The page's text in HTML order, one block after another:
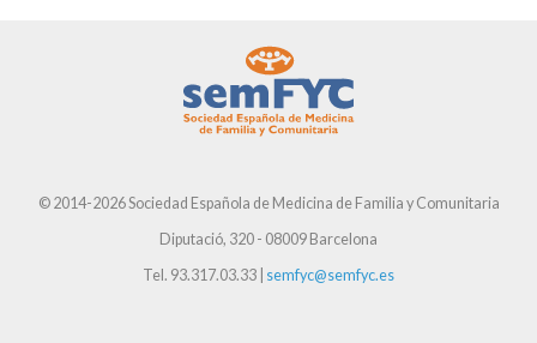
© 2014-2026 Sociedad Española de Medicina de Familia y Comunitaria
Diputació, 320 - 08009 Barcelona
Tel. 93.317.03.33 | semfyc@semfyc.es